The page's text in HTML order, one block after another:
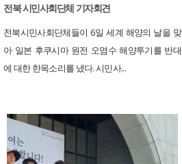
전북 시민사회단체 기자회견
전북시민사회단체들이 6일 세계 해양의 날을 맞
아 일본 후쿠시마 원전 오염수 해양투기를 반대
에 대한 한목소리를 냈다. 시민사...